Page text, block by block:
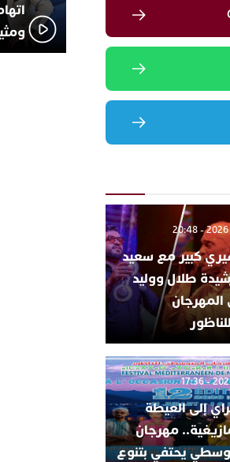
كبير مع سعيد
طلال ووليد
المهرجان
إلى العيطة
مهرجان
يحتفي بتنوع